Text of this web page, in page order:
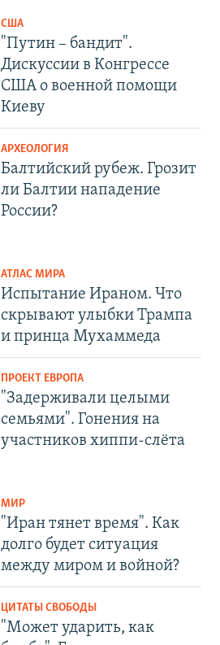
США
"Путин – бандит".
Дискуссии в Конгрессе
США о военной помощи
Киеву
АРХЕОЛОГИЯ
Балтийский рубеж. Грозит
ли Балтии нападение
России?
АТЛАС МИРА
Испытание Ираном. Что
скрывают улыбки Трампа
и принца Мухаммеда
ПРОЕКТ ЕВРОПА
"Задерживали целыми
семьями". Гонения на
участников хиппи-слёта
МИР
"Иран тянет время". Как
долго будет ситуация
между миром и войной?
ЦИТАТЫ СВОБОДЫ
"Может ударить, как